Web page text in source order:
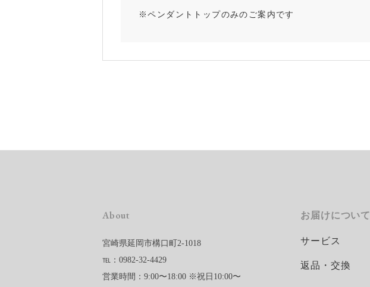
※ペンダントトップのみのご案内です
About
宮崎県延岡市構口町2-1018
℡：0982-32-4429
営業時間：9:00〜18:00 ※祝日10:00〜
お届けについて
サービス
返品・交換